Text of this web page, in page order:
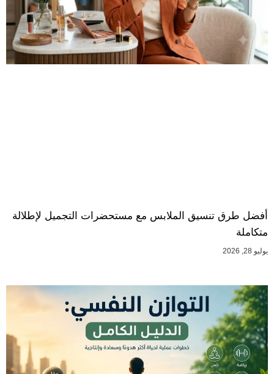
أفضل طرق تنسيق الملابس مع مستحضرات التجميل لإطلالة
متكاملة
يوليو 28, 2026